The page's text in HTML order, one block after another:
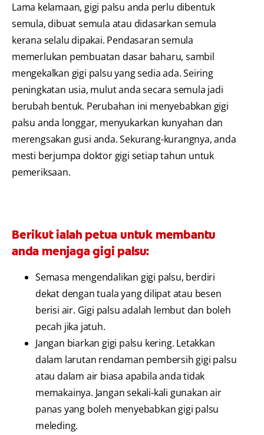
Lama kelamaan, gigi palsu anda perlu dibentuk
semula, dibuat semula atau didasarkan semula
kerana selalu dipakai. Pendasaran semula
memerlukan pembuatan dasar baharu, sambil
mengekalkan gigi palsu yang sedia ada. Seiring
peningkatan usia, mulut anda secara semula jadi
berubah bentuk. Perubahan ini menyebabkan gigi
palsu anda longgar, menyukarkan kunyahan dan
merengsakan gusi anda. Sekurang-kurangnya, anda
mesti berjumpa doktor gigi setiap tahun untuk
pemeriksaan.
Berikut ialah petua untuk membantu
anda menjaga gigi palsu:
Semasa mengendalikan gigi palsu, berdiri
dekat dengan tuala yang dilipat atau besen
berisi air. Gigi palsu adalah lembut dan boleh
pecah jika jatuh.
Jangan biarkan gigi palsu kering. Letakkan
dalam larutan rendaman pembersih gigi palsu
atau dalam air biasa apabila anda tidak
memakainya. Jangan sekali-kali gunakan air
panas yang boleh menyebabkan gigi palsu
meleding.